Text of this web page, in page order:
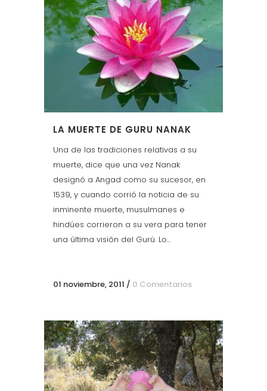
LA MUERTE DE GURU NANAK
Una de las tradiciones relativas a su
muerte, dice que una vez Nanak
designó a Angad como su sucesor, en
1539, y cuando corrió la noticia de su
inminente muerte, musulmanes e
hindúes corrieron a su vera para tener
una última visión del Gurú. Lo...
01 noviembre, 2011 / 0 Comentarios